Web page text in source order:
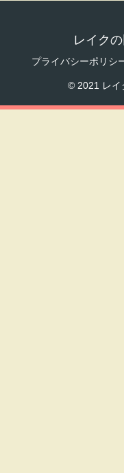
レイク
プライバシーポリシ
© 2021 レイ